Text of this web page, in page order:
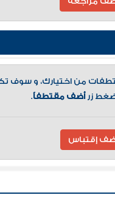
من اختيارك، و سوف
زرأضف مقتطفاً.
إقتباس